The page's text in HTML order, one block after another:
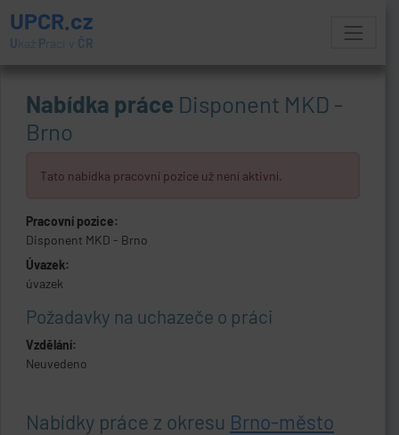
UPCR.cz
U kaž Práci v ČR
Nabídka práce Disponent MKD -
Brno
Tato nabídka pracovní pozice už není aktivní.
Pracovní pozice:
Disponent MKD - Brno
Úvazek:
úvazek
Požadavky na uchazeče o práci
Vzdělání:
Neuvedeno
Nabídky práce z okresu Brno-město